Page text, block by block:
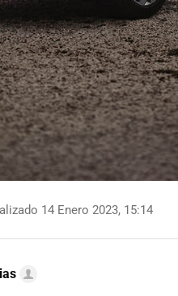
14 Enero 2023, 15:14